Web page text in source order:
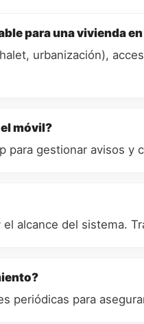
para una vivienda
urbanización),
móvil?
para gestionar avisos
alcance del sistema.
periódicas para